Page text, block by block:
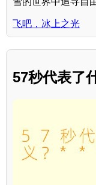
飞吧，冰上之光
57秒代表了